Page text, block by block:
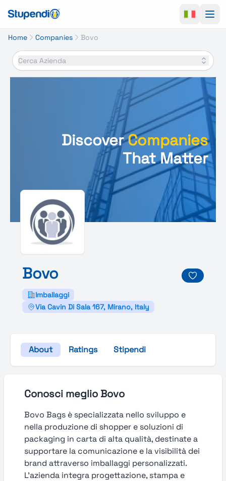
Home Companies Bovo
Cerca Azienda
DiscoverCompanies
That Matter
Bovo
Imballaggi
Via Cavin Di Sala 167, Mirano, Italy
About Ratings Stipendi
Conosci meglio Bovo
Bovo Bags è specializzata nello sviluppo e
nella produzione di shopper e soluzioni di
packaging in carta di alta qualità, destinate a
supportare la comunicazione e la visibilità dei
brand attraverso imballaggi personalizzati.
L’azienda integra progettazione, stampa e